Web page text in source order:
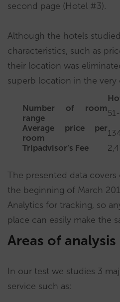
second page (Hotel #3).
Although the hotels
characteristics, such as
their location was
superb location in the very
Number of room
range
Average price per
room
Tripadvisor’s Fee
The presented data
the beginning of March
Analytics for tracking, so
place can easily make the
Areas of analysis
In our test we studies 3
service such as: